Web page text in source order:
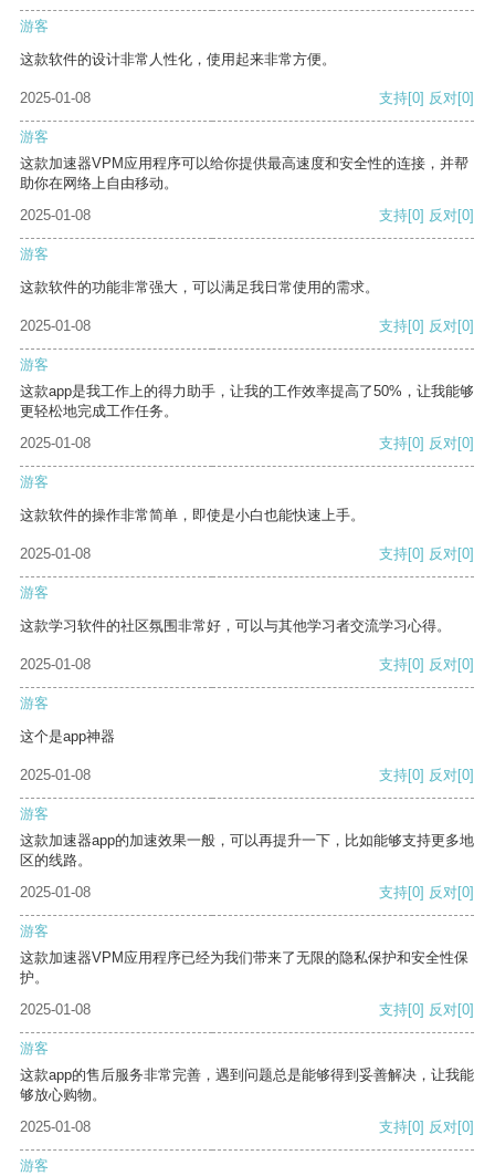
游客
这款软件的设计非常人性化，使用起来非常方便。
2025-01-08 支持[0] 反对[0]
游客
这款加速器VPM应用程序可以给你提供最高速度和安全性的连接，并帮
助你在网络上自由移动。
2025-01-08
支持[0] 反对[0]
游客
这款软件的功能非常强大，可以满足我日常使用的需求。
2025-01-08 支持[0] 反对[0]
游客
这款app是我工作上的得力助手，让我的工作效率提高了50%，让我能够
更轻松地完成工作任务。
2025-01-08
支持[0] 反对[0]
游客
这款软件的操作非常简单，即使是小白也能快速上手。
2025-01-08 支持[0] 反对[0]
游客
这款学习软件的社区氛围非常好，可以与其他学习者交流学习心得。
2025-01-08 支持[0] 反对[0]
游客
这个是app神器
2025-01-08 支持[0] 反对[0]
游客
这款加速器app的加速效果一般，可以再提升一下，比如能够支持更多地
区的线路。
2025-01-08
支持[0] 反对[0]
游客
这款加速器VPM应用程序已经为我们带来了无限的隐私保护和安全性保
护。
2025-01-08
支持[0] 反对[0]
游客
这款app的售后服务非常完善，遇到问题总是能够得到妥善解决，让我能
够放心购物。
2025-01-08
支持[0] 反对[0]
游客